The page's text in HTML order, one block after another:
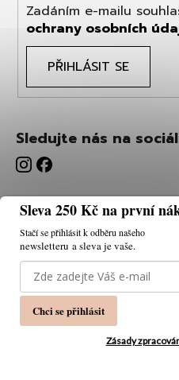
Používáme cookies,
prohlížení webu a díky
jeho funkce, výkon a
Zadáním e-mailu
ochrany osobních
PŘIHLÁSIT SE
Sledujte nás na
Sleva 250 Kč na první
Stačí se přihlásit k odběru našeho
newsletteru a sleva je vaše.
Chci se přihlásit
Zásady